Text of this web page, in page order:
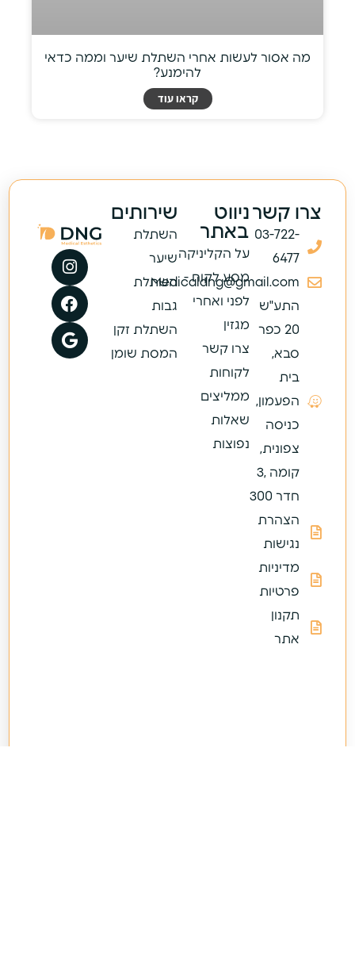
מה אסור לעשות אחרי השתלת שיער וממה כדאי
להימנע?
קראו עוד
צרו קשר
03-722-
6477
Medicaldng@gmail.com
התע"ש
20 כפר
סבא,
בית
הפעמון,
כניסה
צפונית,
קומה ,3
חדר 300
הצהרת
נגישות
מדיניות
פרטיות
תקנון
אתר
ניווט
באתר
על הקליניקה
מסע לקוח -
לפני ואחרי
מגזין
צרו קשר
לקוחות
ממליצים
שאלות
נפוצות
שירותים
השתלת
שיער
השתלת
גבות
השתלת זקן
המסת שומן